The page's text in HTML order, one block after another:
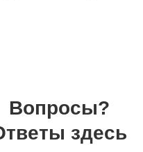
Вопросы?
здесь